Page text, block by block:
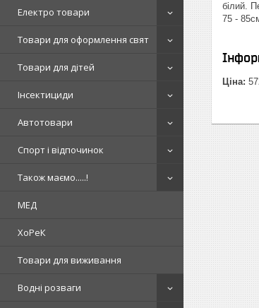
Електро товари
Товари для оформлення свят
Товари для дітей
Інсектициди
Автотовари
Спорт і відпочинок
Також маємо.....!
МЕД
ХоРеК
Товари для виживання
Водні розваги
білий.
75 -
Ціна: